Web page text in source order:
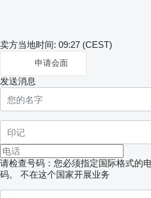
卖方当地时间: 09:27 (CEST)
申请会面
发送消息
请检查号码：您必须指定国际格式的
码。
不在这个国家开展业务